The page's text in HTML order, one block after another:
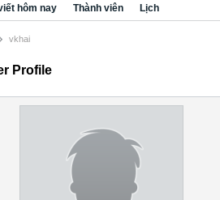
hôm nay Thành viên Lịch
vkhai
Profile